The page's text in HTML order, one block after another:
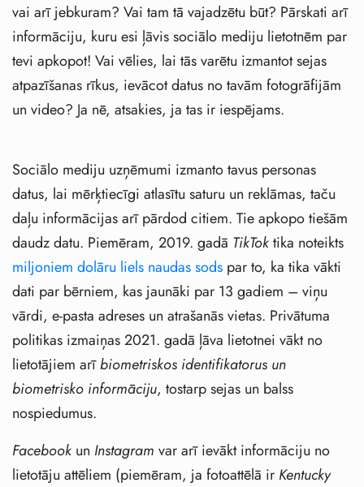
vai arī jebkuram? Vai tam tā vajadzētu būt? Pārskati arī
informāciju, kuru esi ļāvis sociālo mediju lietotnēm par
tevi apkopot! Vai vēlies, lai tās varētu izmantot sejas
atpazīšanas rīkus, ievācot datus no tavām fotogrāfijām
un video? Ja nē, atsakies, ja tas ir iespējams.
Sociālo mediju uzņēmumi izmanto tavus personas
datus, lai mērķtiecīgi atlasītu saturu un reklāmas, taču
daļu informācijas arī pārdod citiem. Tie apkopo tiešām
daudz datu. Piemēram, 2019. gadā TikToktika noteikts
miljoniem dolāru liels naudas sods par to, ka tika vākti
dati par bērniem, kas jaunāki par 13 gadiem – viņu
vārdi, e-pasta adreses un atrašanās vietas. Privātuma
politikas izmaiņas 2021. gadā ļāva lietotnei vākt no
lietotājiem arībiometriskos identifikatorus un
biometrisko informāciju, tostarp sejas un balss
nospiedumus.
Facebook un Instagram var arī ievākt informāciju no
lietotāju attēliem (piemēram, ja fotoattēlā ir Kentucky